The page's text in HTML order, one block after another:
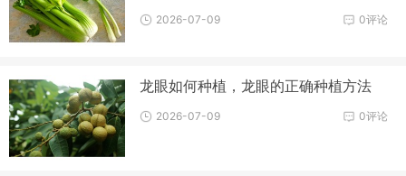
0评论
2026-07-09
龙眼如何种植，龙眼的正确种植方法
0评论
2026-07-09